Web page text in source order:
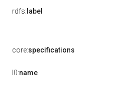
rdfs: label
core:specifications
l0:name